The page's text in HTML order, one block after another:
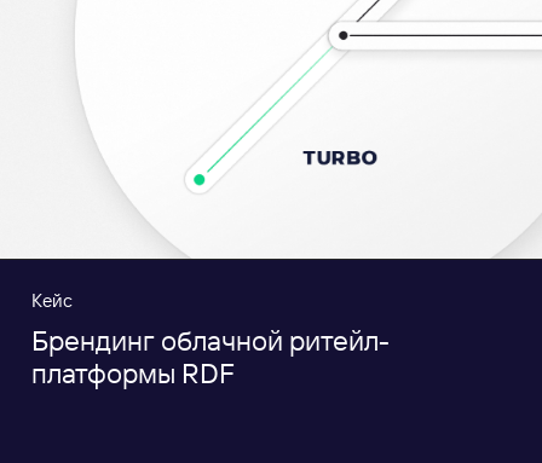
Кейс
Брендинг облачной ритейл-
платформы RDF